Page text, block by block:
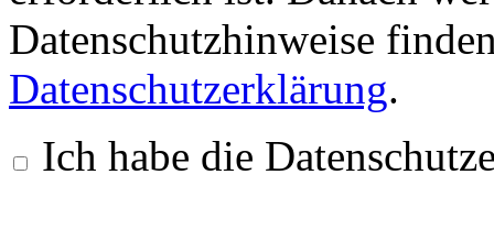
Datenschutzhinweise
Datenschutzerklärung.
Ich habe die